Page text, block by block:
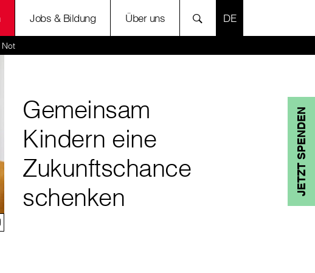
Jobs & Bildung Über uns SPRACHE
Not
JETZT SPENDEN
Gemeinsam
Kindern eine
Zukunftschance
schenken